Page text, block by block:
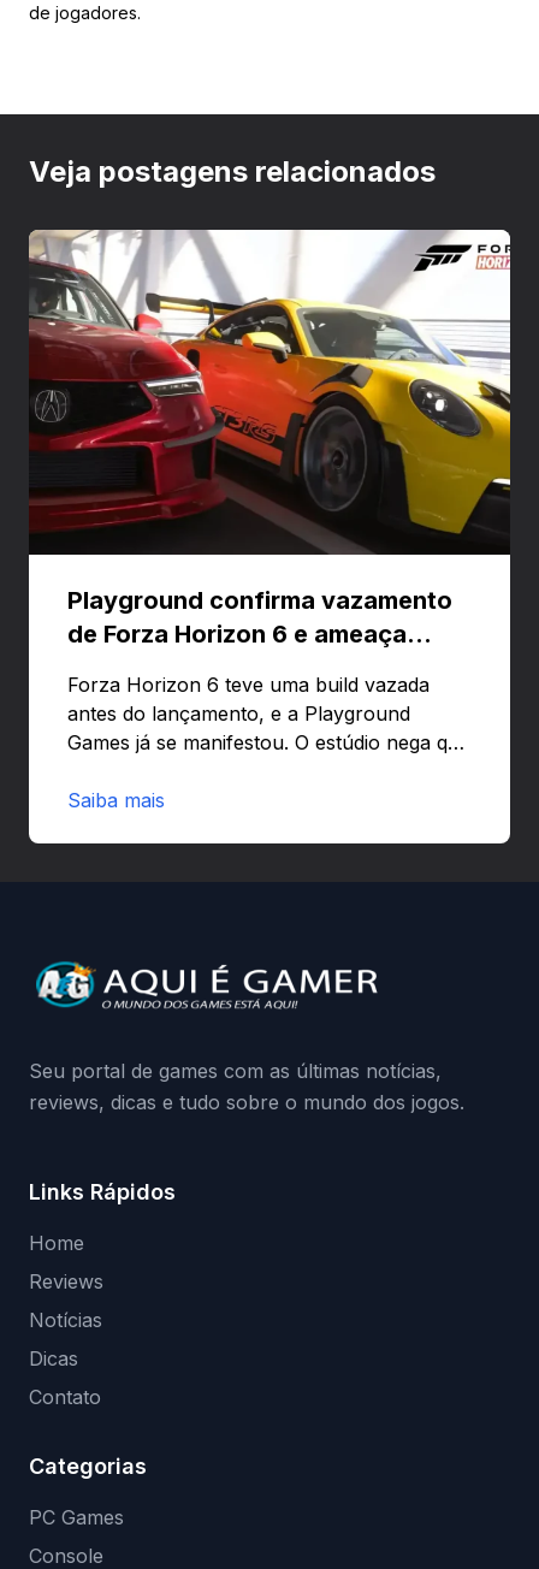
de jogadores.
Veja postagens relacionados
Playground confirma vazamento
de Forza Horizon 6 e ameaça
Forza Horizon 6 teve uma build vazada
antes do lançamento, e a Playground
Games já se manifestou. O estúdio nega que
preload e avisa que quem usar versões não
da Playground: negação do preload,
medidas contra acessos não autorizados
Saiba mais
Seu portal de games com as últimas notícias,
reviews, dicas e tudo sobre o mundo dos jogos.
Links Rápidos
Home
Reviews
Notícias
Dicas
Contato
Categorias
PC Games
Console